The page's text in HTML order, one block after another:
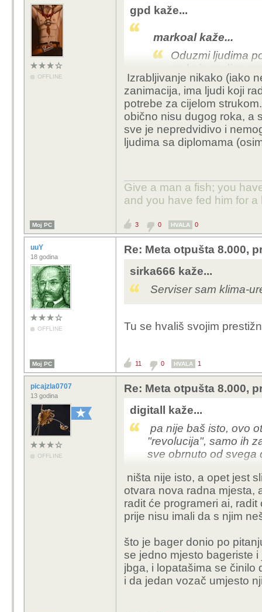
OFFLINE
gpd kaže...
markoal kaže...
Oduzmi ljudima
za koju godinu
Kome je posao i
potraži psihološku
Izrabljivanje nikako (iako
zanimacija, ima ljudi koji
potrebe za cijelom
obično nisu dugog roka, a
sve je nepredvidivo i
ljudima sa diplomama
Give a man a fish; you
and you have fed him for a
Moj PC 3 0 HVALA 0
uuY
18 godina
OFFLINE
Re: Meta otpušta 8.000,
sirka666 kaže...
Serviser sam klima-
Tu se hvališ svojim
Moj PC 11 0 HVALA 1
picajzla0707
13 godina
OFFLINE
Re: Meta otpušta 8.000,
digitall kaže...
pa nije baš isto, ovo
"revolucija", samo ih
sve obrnuto od svega
što se tiče
već sad rade čudesa
ništa nije isto, a opet jest
otvara nova radna mjesta,
radit će programeri ai,
prije nisu imali da s njim
što je bager donio po
se jedno mjesto bageriste
jbga, i lopatašima se činilo
i da jedan vozač umjesto